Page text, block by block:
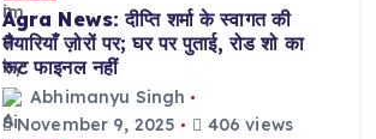
Agra News: दीप्ति शर्मा के स्वागत की
तैयारियाँ ज़ोरों पर; घर पर पुताई, रोड शो का
रूट फाइनल नहीं
Abhimanyu Singh
November 9, 2025
406 views